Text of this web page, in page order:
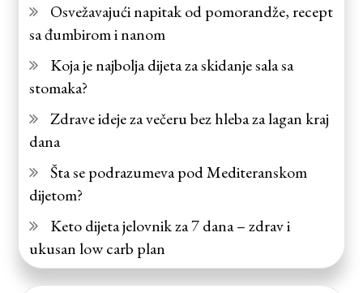
Osvežavajući napitak od pomorandže, recept
sa đumbirom i nanom
Koja je najbolja dijeta za skidanje sala sa
stomaka?
Zdrave ideje za večeru bez hleba za lagan kraj
dana
Šta se podrazumeva pod Mediteranskom
dijetom?
Keto dijeta jelovnik za 7 dana – zdrav i
ukusan low carb plan